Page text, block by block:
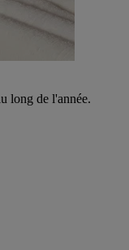
long de l'année.